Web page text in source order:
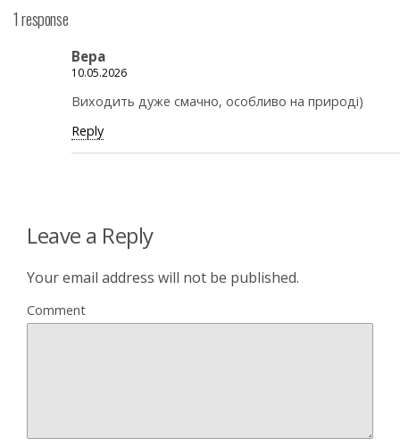
1 response
Вера
10.05.2026
Виходить дуже смачно, особливо на природі)
Reply
Leave a Reply
Your email address will not be published.
Comment